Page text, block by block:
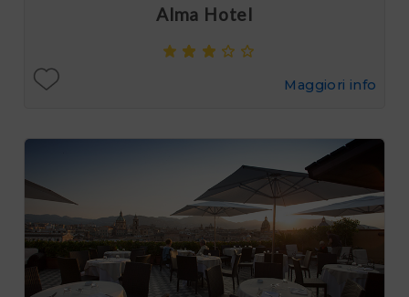
Alma Hotel
Maggiori info